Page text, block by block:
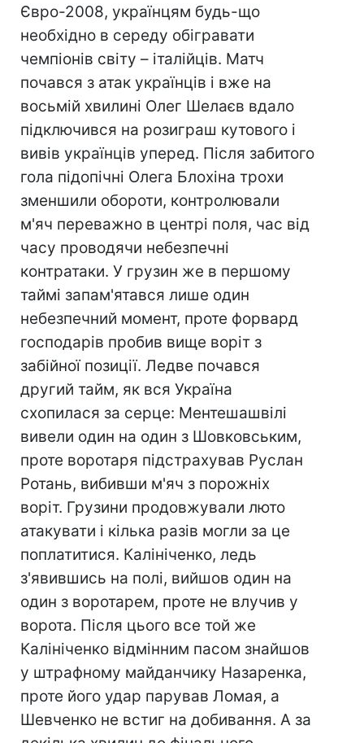
Євро-2008, українцям будь-що
необхідно в середу обігравати
чемпіонів світу – італійців. Матч
почався з атак українців і вже на
восьмій хвилині Олег Шелаєв вдало
підключився на розиграш кутового і
вивів українців уперед. Після забитого
гола підопічні Олега Блохіна трохи
зменшили обороти, контролювали
м'яч переважно в центрі поля, час від
часу проводячи небезпечні
контратаки. У грузин же в першому
таймі запам'ятався лише один
небезпечний момент, проте форвард
господарів пробив вище воріт з
забійної позиції. Ледве почався
другий тайм, як вся Україна
схопилася за серце: Ментешашвілі
вивели один на один з Шовковським,
проте воротаря підстрахував Руслан
Ротань, вибивши м'яч з порожніх
воріт. Грузини продовжували люто
атакувати і кілька разів могли за це
поплатитися. Калініченко, ледь
з'явившись на полі, вийшов один на
один з воротарем, проте не влучив у
ворота. Після цього все той же
Калініченко відмінним пасом знайшов
у штрафному майданчику Назаренка,
проте його удар парував Ломая, а
Шевченко не встиг на добивання. А за